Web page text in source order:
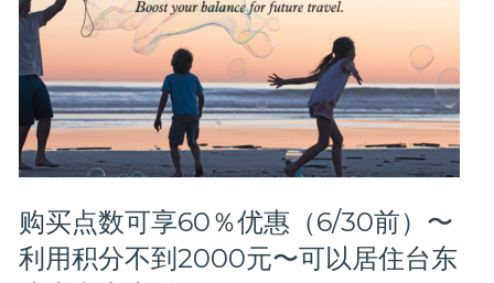
住
最
赚
取
6,000
分！
（11/1
预
订）
购买点数可享60％优惠（6/30前）〜
利用积分不到2000元〜可以居住台东